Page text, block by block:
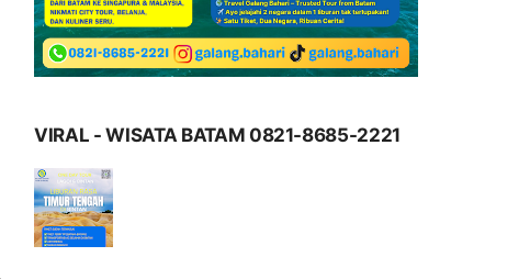
VIRAL - WISATA BATAM 0821-8685-2221